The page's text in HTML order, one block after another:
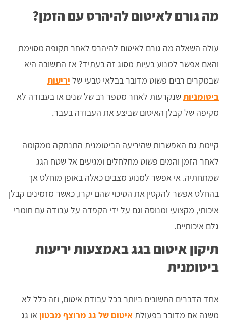
מה גורם לאיטום להיהרס עם הזמן?
עולה השאלה מה גורם לאיטום להיהרס לאחר תקופה מסוימת
והאם אפשר למנוע בעיות מסוג זה בעתיד? אז התשובה היא
שבמקרים רבים פשוט מדובר בבלאי טבעי של יריעות
ביטומניותשנקרעות לאחר מספר רב של שנים או בעבודה לא
מקיפה של קבלן האיטום שביצע את העבודה בעבר.
קיימת גם האפשרות שהיריעה הביטומנית התנתקה ממקומה
לאחר הזמן והמים פשוט מחלחלים ומגיעים אל שטח הגג
שמתחתיה. אי אפשר למנוע מצבים כאלה באופן מוחלט אך
בהחלט אפשר להקטין את הסיכוי שהם יקרו, כאשר מזמינים קבלן
איכותי, מקצועי ומנוסה וגם על ידי הקפדה על עבודה עם חומרי
גלם איכותיים.
תיקון איטום בגג באמצעות יריעות
ביטומנית
אחד הדברים החשובים ביותר בכל עבודת איטום, וזה כלל לא
משנה אם מדובר בפעולתאיטום של גג מרוצף מבטון או גג